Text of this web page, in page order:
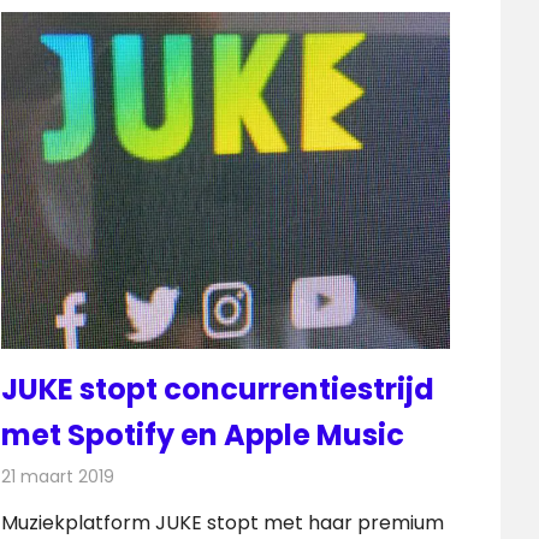
JUKE stopt concurrentiestrijd
met Spotify en Apple Music
21 maart 2019
Muziekplatform JUKE stopt met haar premium